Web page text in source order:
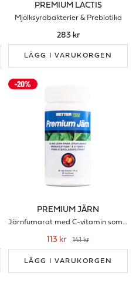
PREMIUM LACTIS
Mjölksyrabakterier & Prebiotika
283 kr
LÄGG I VARUKORGEN
PREMIUM JÄRN
Järnfumarat med C-vitamin som förbrättrar upptaget
113 kr 141 kr
LÄGG I VARUKORGEN